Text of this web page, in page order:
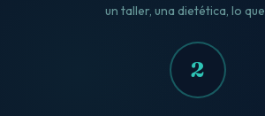
un taller, una dietética, lo
2